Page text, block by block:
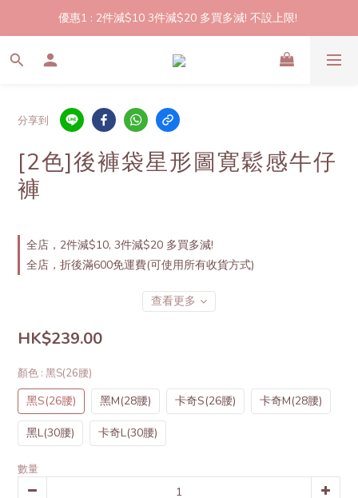
2件起包郵!(反應良好優惠期延長🎉!shop now!)
優惠1 : 2件減$10 3件減$20 多買多減! 不設上限!
優惠2: 立即登記做會員即送$20購物金,買滿$300即可使用!
分享到
[2色]後褲袋星形圖寛鬆感牛仔
褲
全店，2件減$10, 3件減$20 多買多減!
全店，折後滿600免運費(可使用所有收貨方式)
查看更多
HK$239.00
顏色 : 黑S(26腰)
黑S(26腰) 黑M(28腰) 卡奇S(26腰) 卡奇M(28腰)
黑L(30腰) 卡奇L(30腰)
數量